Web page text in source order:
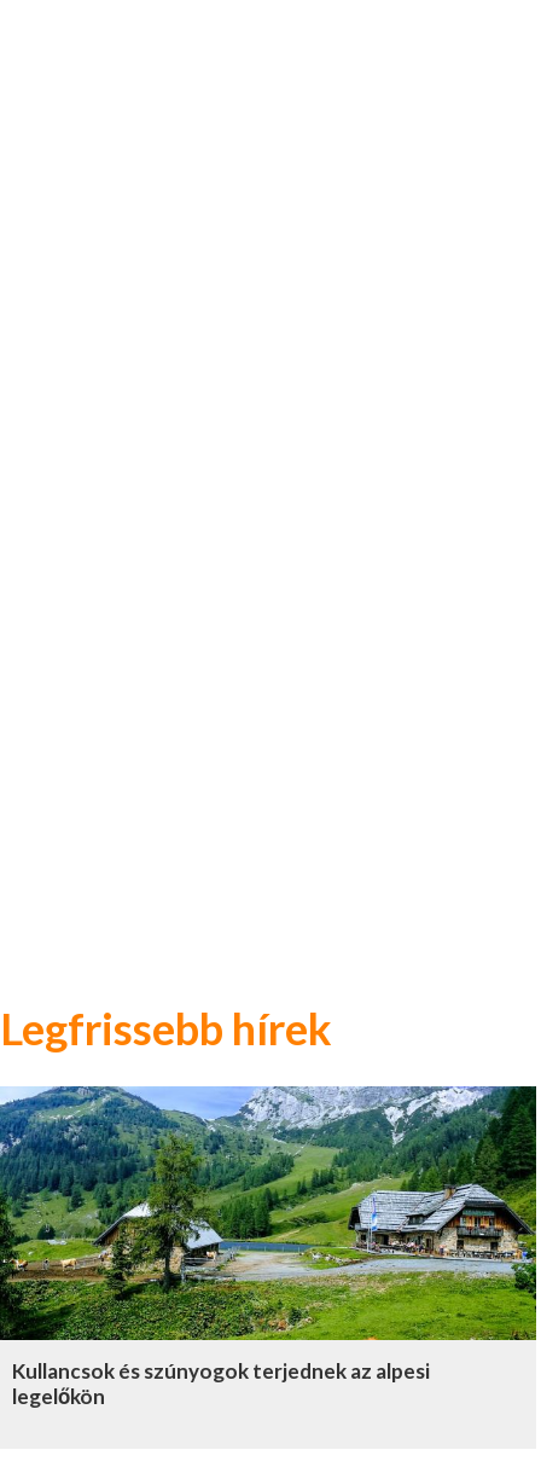
Legfrissebb hírek
Kullancsok és szúnyogok terjednek az alpesi
legelőkön